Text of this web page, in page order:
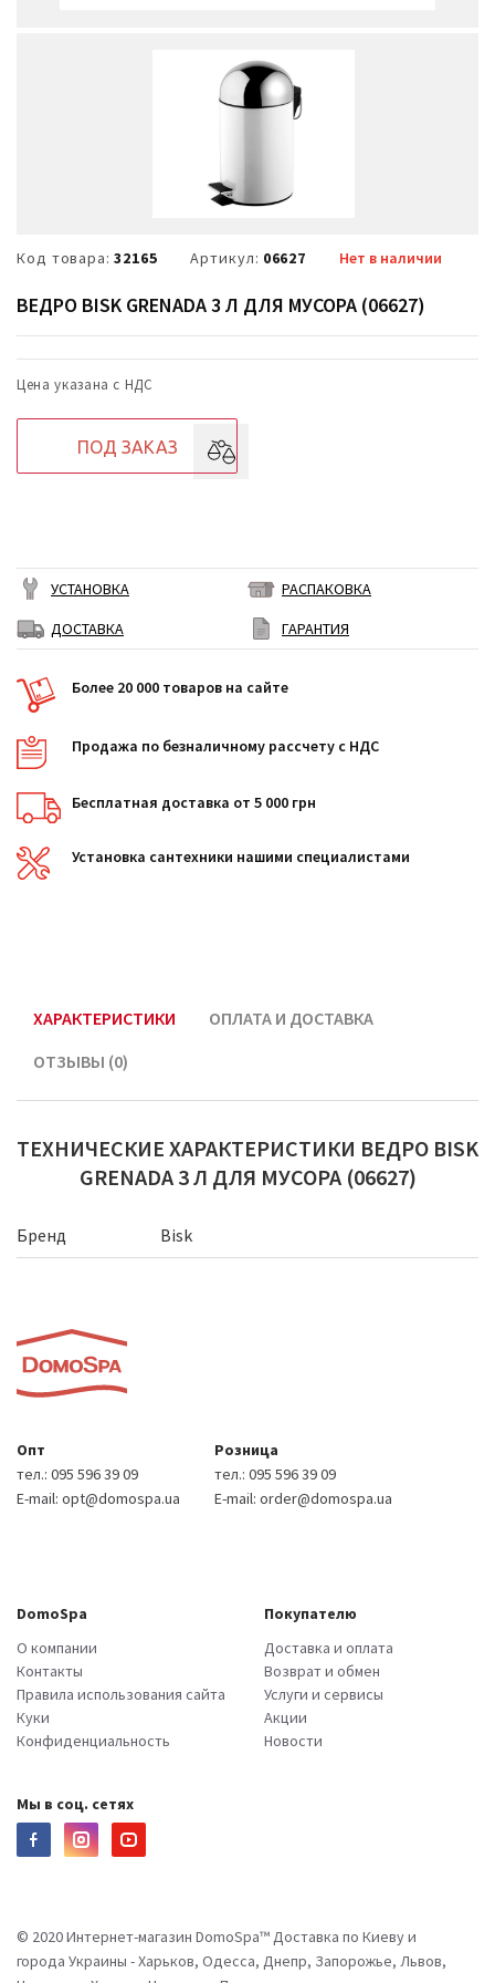
Код товара: 32165 Артикул: 06627 Нет в наличии
ВЕДРО BISK GRENADA 3 Л ДЛЯ МУСОРА (06627)
Цена указана с НДС
ПОД ЗАКАЗ
УСТАНОВКА
РАСПАКОВКА
ДОСТАВКА
ГАРАНТИЯ
Более 20 000 товаров на сайте
Продажа по безналичному рассчету с НДС
Бесплатная доставка от 5 000 грн
Установка сантехники нашими специалистами
ХАРАКТЕРИСТИКИ
ОПЛАТА И ДОСТАВКА
ОТЗЫВЫ (0)
ТЕХНИЧЕСКИЕ ХАРАКТЕРИСТИКИ ВЕДРО BISK
GRENADA 3 Л ДЛЯ МУСОРА (06627)
Бренд Bisk
Опт
тел.: 095 596 39 09
E-mail: opt@domospa.ua
Розница
тел.: 095 596 39 09
E-mail: order@domospa.ua
DomoSpa
О компании
Контакты
Правила использования сайта
Куки
Конфиденциальность
Покупателю
Доставка и оплата
Возврат и обмен
Услуги и сервисы
Акции
Новости
Мы в соц. сетях
© 2020 Интернет-магазин DomoSpa™ Доставка по Киеву и
города Украины - Харьков, Одесса, Днепр, Запорожье, Львов,